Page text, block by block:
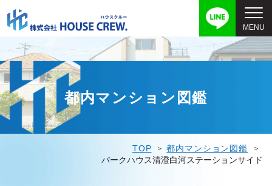
都内マンション図鑑
TOP
都内マンション図鑑
パークハウス清澄白河ステーションサイド